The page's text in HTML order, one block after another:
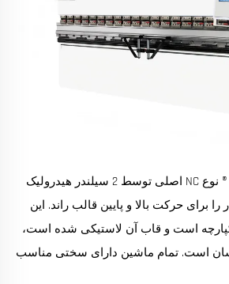
ماشین خمش نمک SPS ® نوع NC اصلی توسط 2 سیلندر هیدرولیک
برای حرکت بالا و پایین قالب راند. این
است و قاب آن لاستیکی شده است،
است. تمام ماشین دارای سختی مناسب